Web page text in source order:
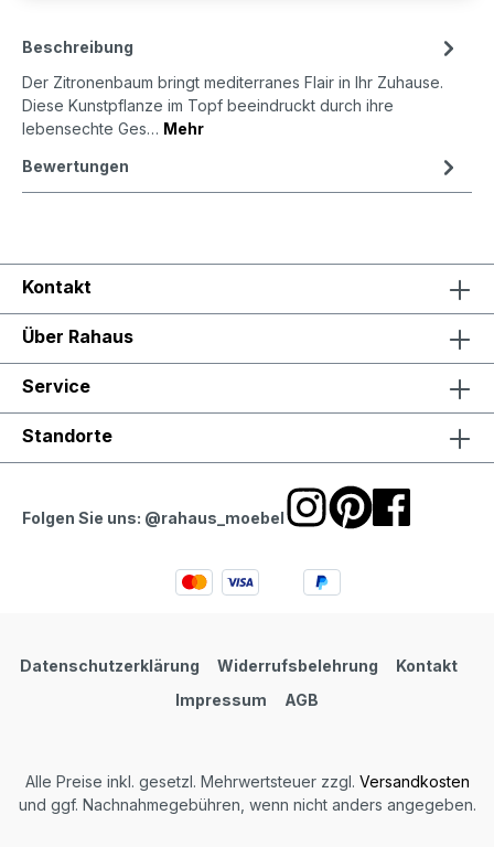
Beschreibung
Der Zitronenbaum bringt mediterranes Flair in Ihr Zuhause.
Diese Kunstpflanze im Topf beeindruckt durch ihre
lebensechte Ges… Mehr
Bewertungen
Kontakt
Über Rahaus
Service
Standorte
Folgen Sie uns: @rahaus_moebel
Datenschutzerklärung Widerrufsbelehrung
Kontakt
Impressum
AGB
Alle Preise inkl. gesetzl. Mehrwertsteuer zzgl. Versandkosten
und ggf. Nachnahmegebühren, wenn nicht anders angegeben.